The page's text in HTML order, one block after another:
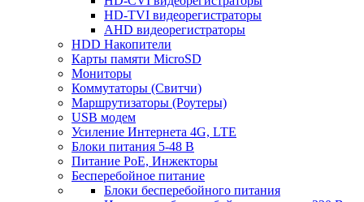
HD-TVI видеорегистраторы
AHD видеорегистраторы
HDD Накопители
Карты памяти MicroSD
Мониторы
Коммутаторы (Свитчи)
Маршрутизаторы (Роутеры)
USB модем
Усиление Интернета 4G, LTE
Блоки питания 5-48 В
Питание PoE, Инжекторы
Бесперебойное питание
Блоки бесперебойного питания